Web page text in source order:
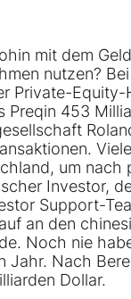
mit dem
nutzen?
Private-
Preqin 453
um nach
Investor,
Support-
an den
Noch nie
Jahr. Nach
Dollar.